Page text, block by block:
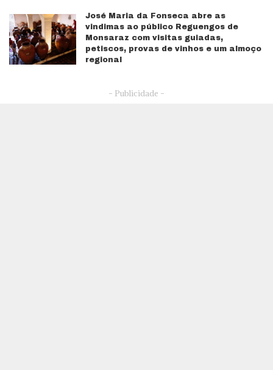
José Maria da Fonseca abre as
vindimas ao público Reguengos de
Monsaraz com visitas guiadas,
petiscos, provas de vinhos e um almoço
regional
- Publicidade -